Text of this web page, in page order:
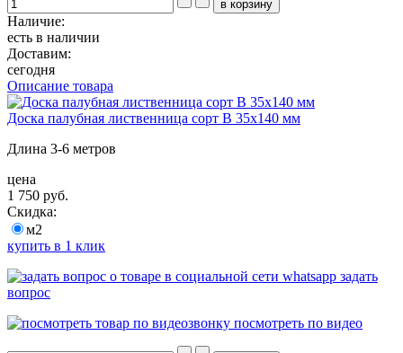
Наличие:
есть в наличии
Доставим:
сегодня
Описание товара
Доска палубная лиственница сорт В 35х140 мм
Длина 3-6 метров
цена
1 750 руб.
Скидка:
м2
купить в 1 клик
задать
вопрос
посмотреть по видео